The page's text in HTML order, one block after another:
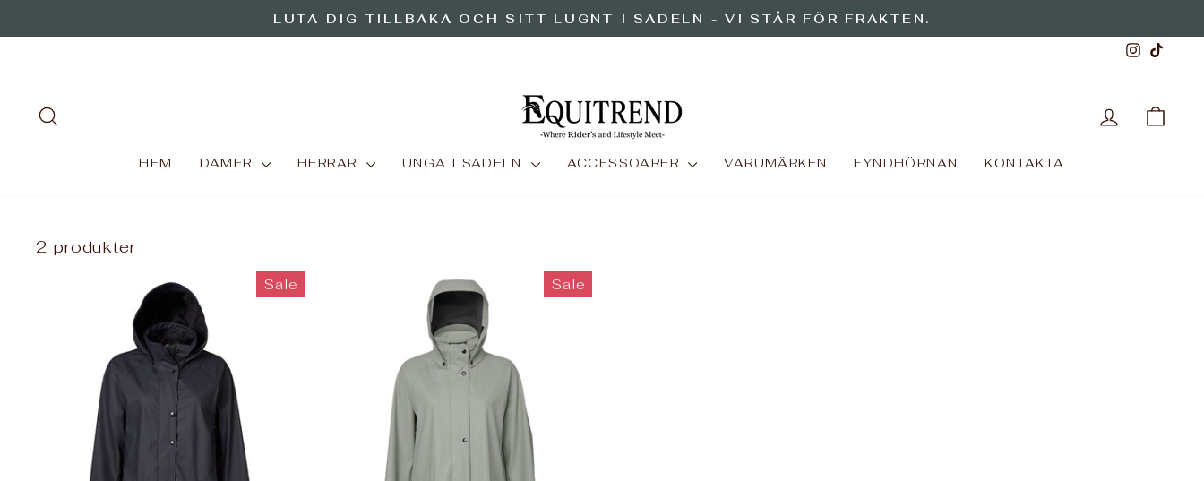
till
Pause
LUTA DIG TILLBAKA OCH SITT LUGNT I SADELN - VI STÅR FÖR FRAKTEN.
LOGGA IN
HEM DAMER HERRAR UNGA I SADELN ACCESSOARER VARUMÄRKEN FYNDHÖRNAN KONTAKTA
2 produkter
Sale Sale